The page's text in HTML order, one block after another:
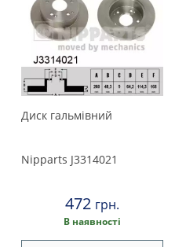
Диск гальмівний
Nipparts J3314021
472 грн.
В наявності